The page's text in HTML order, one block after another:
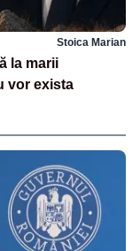
Stoica Marian
la marii
vor exista